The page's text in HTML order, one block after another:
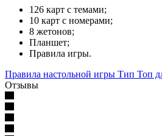
126 карт с темами;
10 карт с номерами;
8 жетонов;
Планшет;
Правила игры.
Правила настольной игры Тип Топ
Отзывы